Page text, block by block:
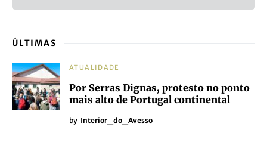
ÚLTIMAS
ATUALIDADE
Por Serras Dignas, protesto no ponto
mais alto de Portugal continental
by Interior_do_Avesso